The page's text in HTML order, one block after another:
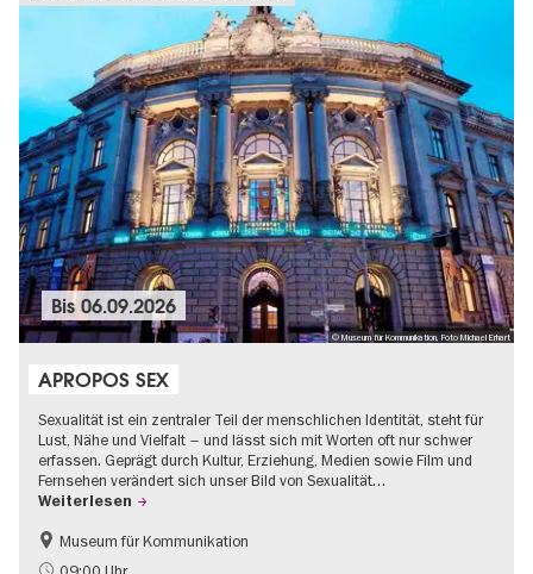
© Museum für Kommunikation, Foto Michael Erhart
Bis06.09.2026
APROPOS SEX
Sexualität ist ein zentraler Teil der menschlichen Identität, steht für
Lust, Nähe und Vielfalt – und lässt sich mit Worten oft nur schwer
erfassen. Geprägt durch Kultur, Erziehung, Medien sowie Film und
Fernsehen verändert sich unser Bild von Sexualität…
Weiterlesen
Politik & Gesellschaft
Teenager
Museum für Kommunikation